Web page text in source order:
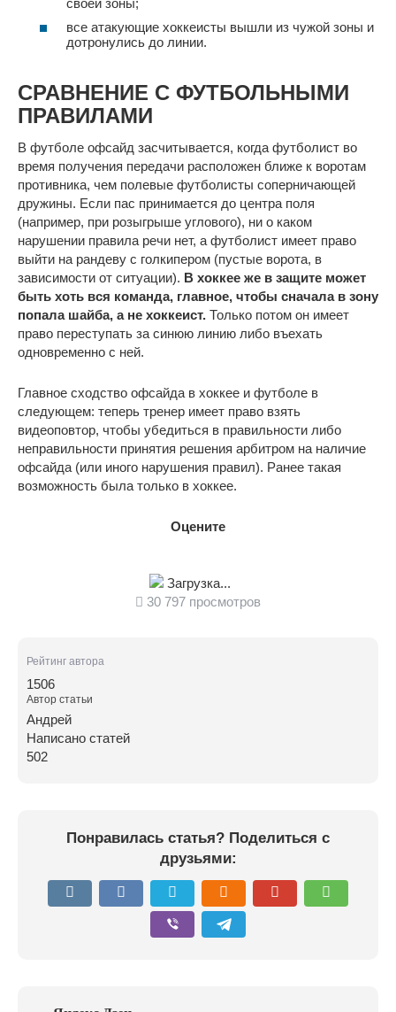
все атакующие хоккеисты вышли из чужой зоны и
дотронулись до линии.
СРАВНЕНИЕ С ФУТБОЛЬНЫМИ
ПРАВИЛАМИ
В футболе офсайд засчитывается, когда футболист во
время получения передачи расположен ближе к воротам
противника, чем полевые футболисты соперничающей
дружины. Если пас принимается до центра поля
(например, при розыгрыше углового), ни о каком
нарушении правила речи нет, а футболист имеет право
выйти на рандеву с голкипером (пустые ворота, в
зависимости от ситуации). В хоккее же в защите может
быть хоть вся команда, главное, чтобы сначала в зону
попала шайба, а не хоккеист. Только потом он имеет
право переступать за синюю линию либо въехать
одновременно с ней.
Главное сходство офсайда в хоккее и футболе в
следующем: теперь тренер имеет право взять
видеоповтор, чтобы убедиться в правильности либо
неправильности принятия решения арбитром на наличие
офсайда (или иного нарушения правил). Ранее такая
возможность была только в хоккее.
Оцените
Загрузка...
30 797 просмотров
Рейтинг автора
1506
Автор статьи
Андрей
Написано статей
502
Понравилась статья? Поделиться с
друзьями: